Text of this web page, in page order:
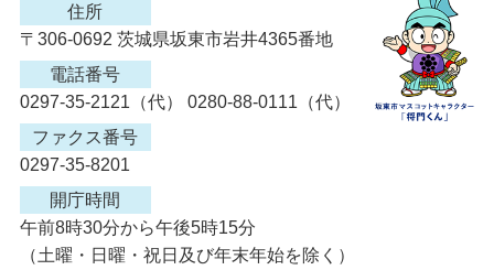
住所
〒306-0692 茨城県坂東市岩井4365番地
電話番号
0297-35-2121（代） 0280-88-0111（代）
ファクス番号
0297-35-8201
開庁時間
午前8時30分から午後5時15分
（土曜・日曜・祝日及び年末年始を除く）